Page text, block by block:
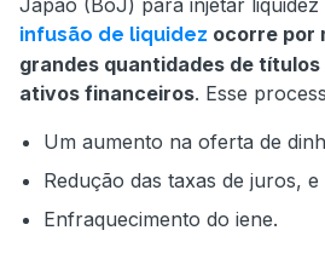
infusão de liquidez ocorre por
grandes quantidades de
ativos financeiros. Esse
Um aumento na oferta de
Redução das taxas de juros, e
Enfraquecimento do iene.